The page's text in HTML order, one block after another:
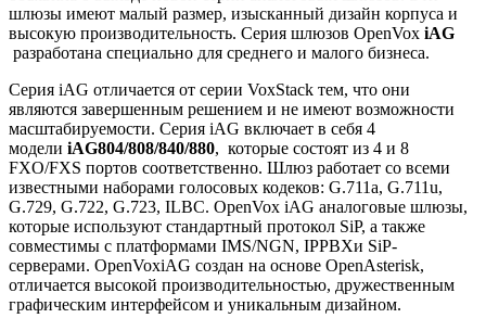
шлюзы имеют малый размер, изысканный дизайн корпуса и
высокую производительность. Серия шлюзов OpenVox iAG
разработана специально для среднего и малого бизнеса.
Серия iAG отличается от серии VoxStack тем, что они
являются завершенным решением и не имеют возможности
масштабируемости. Серия iAG включает в себя 4
модели iAG804/808/840/880, которые состоят из 4 и 8
FXO/FXS портов соответственно. Шлюз работает со всеми
известными наборами голосовых кодеков: G.711a, G.711u,
G.729, G.722, G.723, ILBC. OpenVox iAG аналоговые шлюзы,
которые используют стандартный протокол SiP, а также
совместимы с платформами IMS/NGN, IPPBXи SiP-
серверами. OpenVoxiAG создан на основе OpenAsterisk,
отличается высокой производительностью, дружественным
графическим интерфейсом и уникальным дизайном.